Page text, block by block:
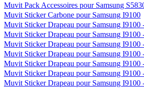
Muvit Pack Accessoires pour Samsung
Muvit Sticker Carbone pour Samsung I9100
Muvit Sticker Drapeau pour Samsung I9100
Muvit Sticker Drapeau pour Samsung
Muvit Sticker Drapeau pour Samsung
Muvit Sticker Drapeau pour Samsung I9100
Muvit Sticker Drapeau pour Samsung
Muvit Sticker Drapeau pour Samsung
Muvit Sticker Drapeau pour Samsung I9100